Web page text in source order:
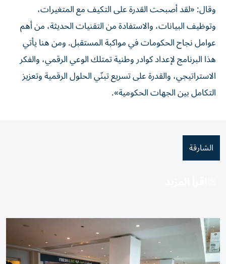
وقال: «لقد أصبحت القدرة على التكيف مع المتغيرات،
وتوظيف البيانات، والاستفادة من التقنيات الحديثة، من أهم
عوامل نجاح الحكومات في مواكبة المستقبل. ومن هنا يأتي
هذا البرنامج لإعداد كوادر وطنية تمتلك الوعي الرقمي، والفكر
الاستراتيجي، والقدرة على تسريع تبنّي الحلول الرقمية وتعزيز
التكامل بين الجهات الحكومية».
الشارقة